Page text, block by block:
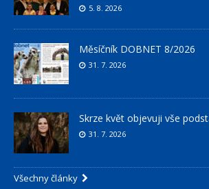
5. 8. 2026
Měsíčník DOBNET 8/2026
31. 7. 2026
Skrze květ objevuji vše
31. 7. 2026
Všechny články